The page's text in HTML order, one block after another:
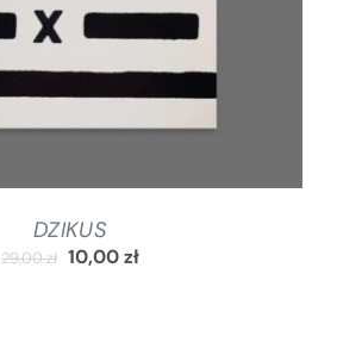
DZIKUS
29,00zł 10,00zł